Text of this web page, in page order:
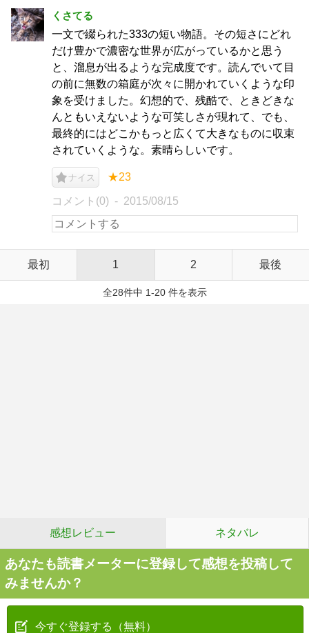
くさてる
一文で綴られた333の短い物語。その短さにどれ
だけ豊かで濃密な世界が広がっているかと思う
と、溜息が出るような完成度です。読んでいて目
の前に無数の箱庭が次々に開かれていくような印
象を受けました。幻想的で、残酷で、ときどきな
んともいえないような可笑しさが現れて、でも、
最終的にはどこかもっと広くて大きなものに収束
されていくような。素晴らしいです。
ナイス ★23
コメント(0) 2015/08/15
最初 1 2 最後
全28件中 1-20 件を表示
感想レビュー ネタバレ
あなたも読書メーターに登録して感想を投稿して
みませんか？
今すぐ登録する（無料）